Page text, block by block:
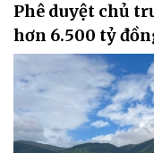
Phê duyệt chủ
hơn 6.500 tỷ